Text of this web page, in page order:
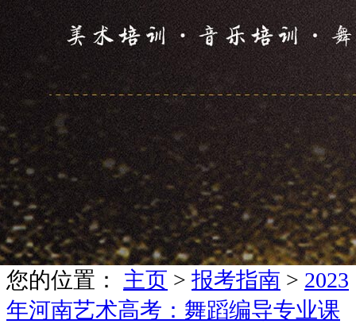
您的位置： 主页 > 报考指南 > 2023
年河南艺术高考：舞蹈编导专业课